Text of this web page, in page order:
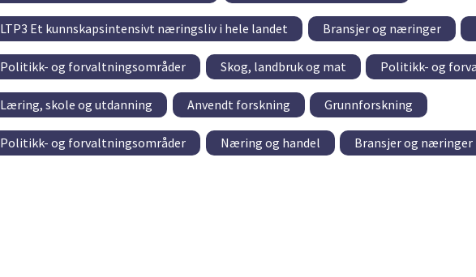
LTP3 Et kunnskapsintensivt næringsliv i hele landet Bransjer og næringer
Politikk- og forvaltningsområder Skog, landbruk og mat Politikk- og
Læring, skole og utdanning Anvendt forskning Grunnforskning
Politikk- og forvaltningsområder Næring og handel Bransjer og næringer